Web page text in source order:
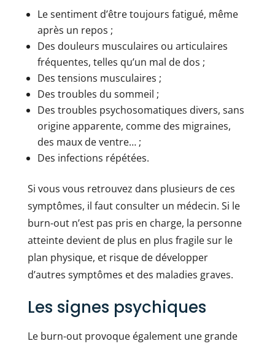
Le sentiment d’être toujours fatigué, même
après un repos ;
Des douleurs musculaires ou articulaires
fréquentes, telles qu’un mal de dos ;
Des tensions musculaires ;
Des troubles du sommeil ;
Des troubles psychosomatiques divers, sans
origine apparente, comme des migraines,
des maux de ventre… ;
Des infections répétées.
Si vous vous retrouvez dans plusieurs de ces
symptômes, il faut consulter un médecin. Si le
burn-out n’est pas pris en charge, la personne
atteinte devient de plus en plus fragile sur le
plan physique, et risque de développer
d’autres symptômes et des maladies graves.
Les signes psychiques
Le burn-out provoque également une grande